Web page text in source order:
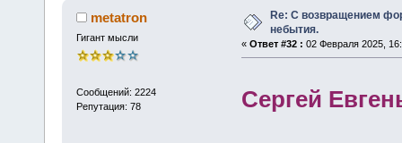
metatron
Гигант мысли
Сообщений: 2224
Репутация: 78
Re: С возвращением
небытия.
« Ответ #32 : 02 Февраля 2025,
Сергей